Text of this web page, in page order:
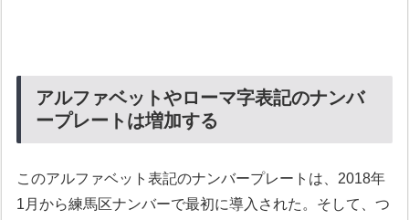
アルファベットやローマ字表記のナンバ
ープレートは増加する
このアルファベット表記のナンバープレートは、2018年
1月から練馬区ナンバーで最初に導入された。そして、つ